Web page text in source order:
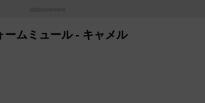
ームミュール- キャメル